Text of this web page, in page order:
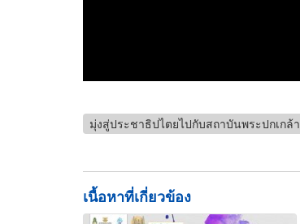
มุ่งสู่ประชาธิปไตยไปกับสถาบันพระปกเกล้า
เนื้อหาที่เกี่ยวข้อง